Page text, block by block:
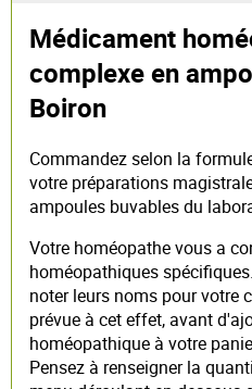
Médicament
complexe en
Boiron
Commandez selon la
votre préparations
ampoules buvables du
Votre homéopathe vous a
homéopathiques
noter leurs noms pour votre
prévue à cet effet, avant
homéopathique à votre
Pensez à renseigner la